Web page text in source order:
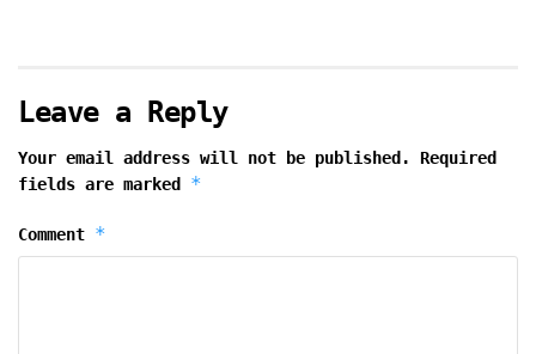
Leave a Reply
Your email address will not be published.
Required
fields are marked *
Comment *